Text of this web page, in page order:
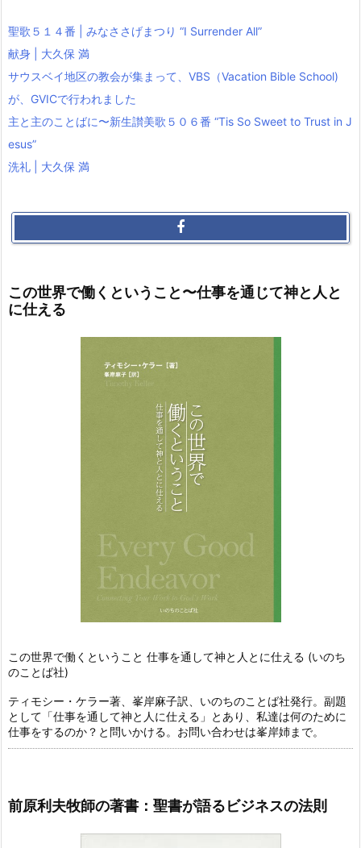
聖歌５１４番 | みなささげまつり “I Surrender All”
献身 | 大久保 満
サウスベイ地区の教会が集まって、VBS（Vacation Bible School)
が、GVICで行われました
主と主のことばに〜新生讃美歌５０６番 “Tis So Sweet to Trust in J
esus”
洗礼 | 大久保 満
この世界で働くということ〜仕事を通じて神と人と
に仕える
この世界で働くということ 仕事を通して神と人とに仕える (いのち
のことば社)
ティモシー・ケラー著、峯岸麻子訳、いのちのことば社発行。副題
として「仕事を通して神と人に仕える」とあり、私達は何のために
仕事をするのか？と問いかける。お問い合わせは峯岸姉まで。
前原利夫牧師の著書：聖書が語るビジネスの法則